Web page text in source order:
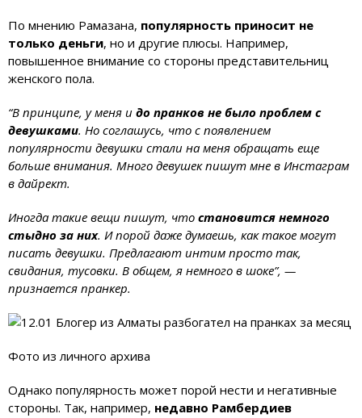
По мнению Рамазана, популярность приносит не
только деньги, но и другие плюсы. Например,
повышенное внимание со стороны представительниц
женского пола.
“В принципе, у меня и до пранков не было проблем с
девушками. Но соглашусь, что с появлением
популярности девушки стали на меня обращать еще
больше внимания. Много девушек пишут мне в Инстаграм
в дайрект.
Иногда такие вещи пишут, что становится немного
стыдно за них. И порой даже думаешь, как такое могут
писать девушки. Предлагают интим просто так,
свидания, тусовки. В общем, я немного в шоке”, —
признается пранкер.
Фото из личного архива
Однако популярность может порой нести и негативные
стороны. Так, например, недавно Рамбердиев